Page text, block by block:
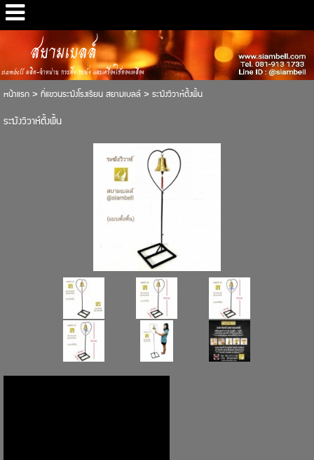
สยามเบลล์
siambell ผลิต-จำหน่าย กระดิ่ง ระฆัง และเครื่องใช้ทองเหลือง
หน้าแรก> ที่แขวนระฆังโรงเรียน สยามเบลล์> ระฆังวิวาห์ตั้งพื้น
ระฆังวิวาห์ตั้งพื้น